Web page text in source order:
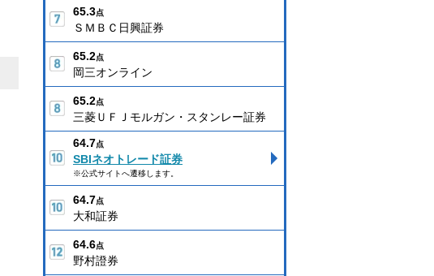
65.3点
ＳＭＢＣ日興証券
65.2点
岡三オンライン
65.2点
三菱ＵＦＪモルガン・スタンレー証券
64.7点
SBIネオトレード証券
※公式サイトへ遷移します。
64.7点
大和証券
64.6点
野村證券